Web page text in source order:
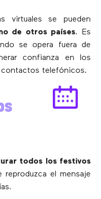
virtuales se pueden
de otros países. Es
se opera fuera de
confianza en los
contactos telefónicos.
todos los festivos
el mensaje